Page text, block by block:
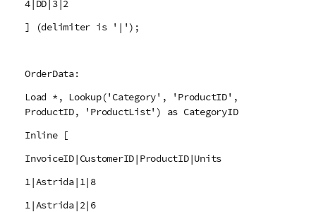
4|DD|3|2
] (delimiter is '|');
OrderData:
Load *, Lookup('Category', 'ProductID',
ProductID, 'ProductList') as CategoryID
Inline [
InvoiceID|CustomerID|ProductID|Units
1|Astrida|1|8
1|Astrida|2|6